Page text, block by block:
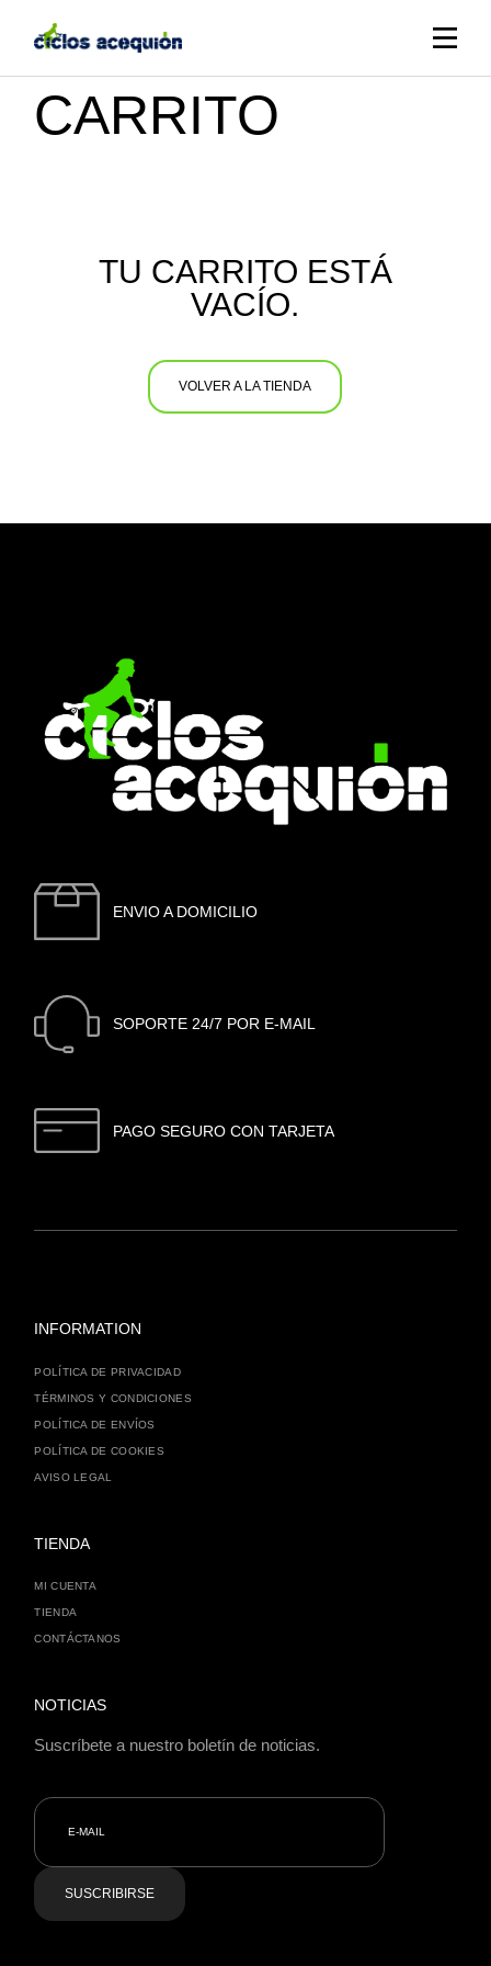
CARRITO
TU CARRITO ESTÁ
VACÍO.
VOLVER A LA TIENDA
ENVIO A DOMICILIO
SOPORTE 24/7 POR E-MAIL
PAGO SEGURO CON TARJETA
INFORMATION
POLÍTICA DE PRIVACIDAD
TÉRMINOS Y CONDICIONES
POLÍTICA DE ENVÍOS
POLÍTICA DE COOKIES
AVISO LEGAL
TIENDA
MI CUENTA
TIENDA
CONTÁCTANOS
NOTICIAS
Suscríbete a nuestro boletín de noticias.
SUSCRIBIRSE